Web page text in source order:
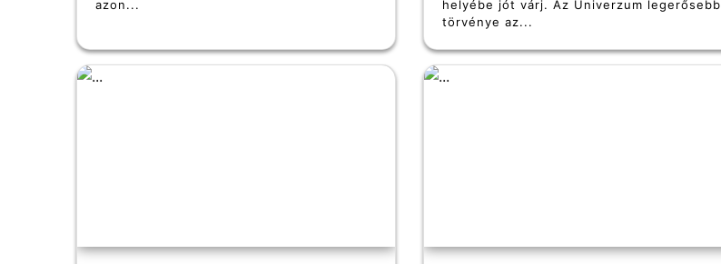
azon...
helyébe jót várj. Az Univerzum legerősebb
törvénye az...